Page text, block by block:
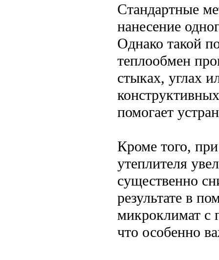
Стандартные
нанесение
Однако такой
теплообмен
стыках, углах
помогает
Кроме того,
утеплителя
существенно
результате в
микроклимат с
что особенно